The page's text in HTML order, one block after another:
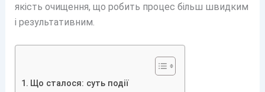
якість очищення, що робить процес більш швидким
і результативним.
Що сталося: суть події